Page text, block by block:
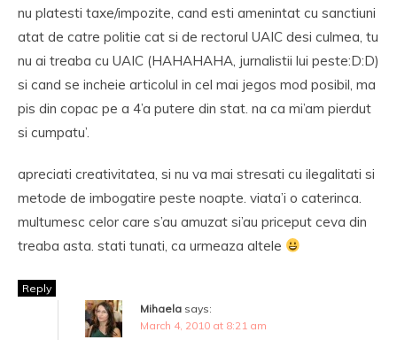
nu platesti taxe/impozite, cand esti amenintat cu sanctiuni
atat de catre politie cat si de rectorul UAIC desi culmea, tu
nu ai treaba cu UAIC (HAHAHAHA, jurnalistii lui peste:D:D)
si cand se incheie articolul in cel mai jegos mod posibil, ma
pis din copac pe a 4’a putere din stat. na ca mi’am pierdut
si cumpatu’.
apreciati creativitatea, si nu va mai stresati cu ilegalitati si
metode de imbogatire peste noapte. viata’i o caterinca.
multumesc celor care s’au amuzat si’au priceput ceva din
treaba asta. stati tunati, ca urmeaza altele
Reply
Mihaela says:
March 4, 2010 at 8:21 am